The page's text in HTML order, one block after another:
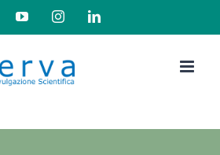
YouTubeInstagramLinkedIn